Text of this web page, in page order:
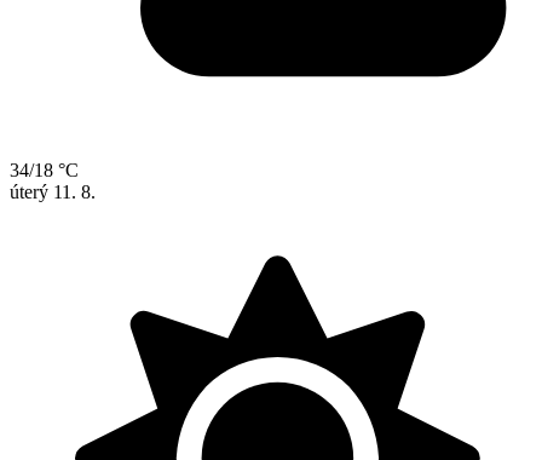
34/18 °C
úterý 11. 8.